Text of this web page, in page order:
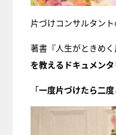
片づけコンサルタント
著書『人生がときめ
を教えるドキュメン
「一度片づけたら二